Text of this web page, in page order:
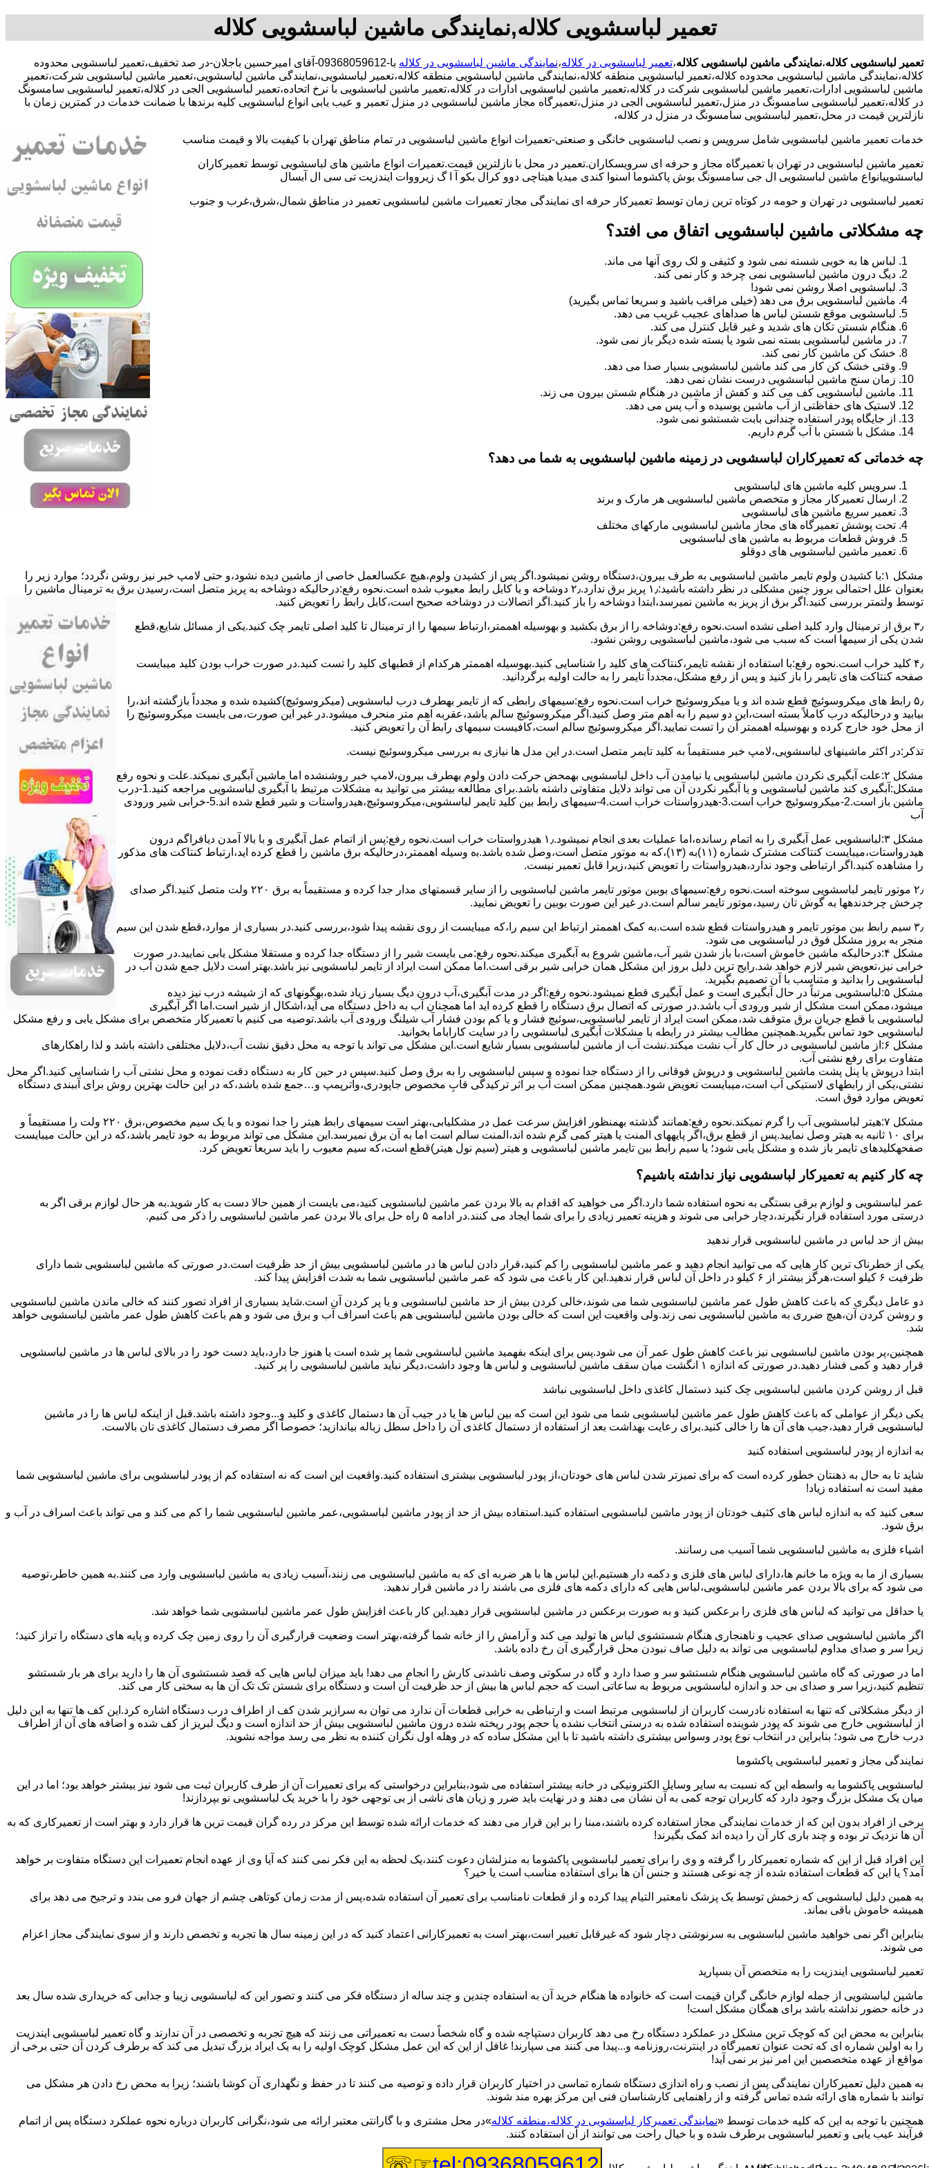
تعمیر لباسشویی کلاله,نمایندگی ماشین لباسشویی کلاله
تعمیر لباسشویی کلاله،نمایندگی ماشین لباسشویی کلاله،تعمیر لباسشویی در کلاله،نمایندگی ماشین لباسشویی در کلاله
با-09368059612-آقای امیرحسین باجلان-در صد تخفیف،تعمیر لباسشویی محدوده
کلاله،نمایندگی ماشین لباسشویی محدوده کلاله،تعمیر لباسشویی منطقه کلاله،نمایندگی ماشین لباسشویی منطقه کلاله،تعمیر لباسشویی،نمایندگی ماشین لباسشویی،تعمیر ماشین لباسشویی شرکت،تعمیر
ماشین لباسشویی ادارات،تعمیر ماشین لباسشویی شرکت در کلاله،تعمیر ماشین لباسشویی ادارات در کلاله،تعمیر ماشین لباسشویی با نرخ اتحاده،تعمیر لباسشویی الجی در کلاله،تعمیر لباسشویی سامسونگ
در کلاله،تعمیر لباسشویی سامسونگ در منزل،تعمیر لباسشویی الجی در منزل،تعمیرگاه مجاز ماشین لباسشویی در منزل تعمیر و عیب یابی انواع لباسشویی کلیه برندها با ضمانت خدمات در کمترین زمان با
نازلترین قیمت در محل،تعمیر لباسشویی سامسونگ در منزل در کلاله،
خدمات تعمیر ماشین لباسشویی شامل سرویس و نصب لباسشویی خانگی و صنعتی-تعمیرات انواع ماشین لباسشویی در تمام مناطق تهران با کیفیت بالا و قیمت مناسب
تعمیر ماشین لباسشویی در تهران با تعمیرگاه مجاز و حرفه ای سرویسکاران.تعمیر در محل با نازلترین قیمت.تعمیرات انواع ماشین های لباسشویی توسط تعمیرکاران
لباسشوییانواع ماشین لباسشویی ال جی سامسونگ بوش پاکشوما اسنوا کندی میدیا هیتاچی دوو کرال بکو آ ا گ زیرووات ایندزیت تی سی ال آبسال
تعمیر لباسشویی در تهران و حومه در کوتاه ترین زمان توسط تعمیرکار حرفه ای نمایندگی مجاز تعمیرات ماشین لباسشویی تعمیر در مناطق شمال،شرق،غرب و جنوب
چه مشکلاتی ماشین لباسشویی اتفاق می افتد؟
لباس ها به خوبی شسته نمی شود و کثیفی و لک روی آنها می ماند.
دیگ درون ماشین لباسشویی نمی چرخد و کار نمی کند.
لباسشویی اصلا روشن نمی شود!
ماشین لباسشویی برق می دهد (خیلی مراقب باشید و سریعا تماس بگیرید)
لباسشویی موقع شستن لباس ها صداهای عجیب غریب می دهد.
هنگام شستن تکان های شدید و غیر قابل کنترل می کند.
در ماشین لباسشویی بسته نمی شود یا بسته شده دیگر باز نمی شود.
خشک کن ماشین کار نمی کند.
وقتی خشک کن کار می کند ماشین لباسشویی بسیار صدا می دهد.
زمان سنج ماشین لباسشویی درست نشان نمی دهد.
ماشین لباسشویی کف می کند و کفش از ماشین در هنگام شستن بیرون می زند.
لاستیک های حفاظتی از آب ماشین پوسیده و آب پس می دهد.
از جایگاه پودر استفاده چندانی بابت شستشو نمی شود.
مشکل با شستن با آب گرم داریم.
چه خدماتی که تعمیرکاران لباسشویی در زمینه ماشین لباسشویی به شما می دهد؟
سرویس کلیه ماشین های لباسشویی
ارسال تعمیرکار مجاز و متخصص ماشین لباسشویی هر مارک و برند
تعمیر سریع ماشین های لباسشویی
تحت پوشش تعمیرگاه های مجاز ماشین لباسشویی مارکهای مختلف
فروش قطعات مربوط به ماشین های لباسشویی
تعمیر ماشین لباسشویی های دوقلو
مشکل ۱:ﺑﺎ ﮐﺸﯿﺪن وﻟﻮم ﺗﺎﯾﻤﺮ ماشین لباسشویی به طرف ﺑﯿﺮون،دستگاه روﺷﻦ نمیشود.اﮔﺮ ﭘﺲ از ﮐﺸﯿﺪن وﻟﻮم،ﻫﯿﭻ عکسالعمل ﺧﺎﺻﯽ از ﻣﺎﺷﯿﻦ دﯾﺪه نشود،و حتی ﻻﻣﭗ ﺧﺒﺮ ﻧﯿﺰ روﺷﻦ ﻧگردد؛ موارد زیر را
بعنوان ﻋﻠﻞ احتمالی بروز چنین مشکلی در نظر داشته باشید:۱٫ ﭘﺮﯾﺰ ﺑﺮق ﻧﺪارد.۲٫ دوﺷﺎﺧﻪ و ﯾﺎ ﮐﺎﺑﻞ راﺑﻂ ﻣﻌﯿﻮب ﺷﺪه است.نحوه رفع:درحالیکه دوﺷﺎﺧﻪ ﺑﻪ ﭘﺮﯾﺰ ﻣﺘﺼﻞ اﺳﺖ،رﺳﯿﺪن ﺑﺮق ﺑﻪ ﺗﺮﻣﯿﻨﺎل ﻣﺎﺷﯿﻦ را
ﺗﻮﺳﻂ ولتمتر بررسی ﮐﻨﯿﺪ.اﮔﺮ ﺑﺮق از ﭘﺮﯾﺰ ﺑﻪ ﻣﺎﺷﯿﻦ نمیرسد،اﺑﺘﺪا دوشاخه را باز کنید.اﮔﺮ اﺗﺼﺎﻻت در دوشاخه ﺻﺤﯿﺢ اﺳﺖ،ﮐﺎﺑﻞ راﺑﻂ را ﺗﻌﻮﯾﺾ کنید.
۳٫ ﺑﺮق از ﺗﺮﻣﯿﻨﺎل وارد ﮐﻠﯿﺪ اﺻﻠﯽ ﻧﺸﺪه است.نحوه رﻓﻊ:دوشاخه را از ﺑﺮق بکشید و بهوسیله اهممتر،ارﺗﺒﺎط سیمها را از ﺗﺮﻣﯿﻨﺎل ﺗﺎ ﮐﻠﯿﺪ اﺻﻠﯽ ﺗﺎﯾﻤﺮ چک کنید.یکی از مسائل شایع،ﻗﻄﻊ
شدن ﯾﮑﯽ از سیمها است که سبب می شود،ﻣﺎﺷﯿﻦ لباسشویی روﺷﻦ نشود.
۴٫ ﮐﻠﯿﺪ ﺧﺮاب اﺳﺖ.نحوه رفع:ﺑﺎ اﺳﺘﻔﺎده از ﻧﻘﺸﻪ ﺗﺎﯾﻤﺮ،ﮐﻨﺘﺎﮐﺖ ﻫﺎی ﮐﻠﯿﺪ را ﺷﻨﺎﺳﺎﯾﯽ کنید.بهوسیله اهممتر هرکدام از قطبهای ﮐﻠﯿﺪ را ﺗﺴﺖ ﮐﻨﯿﺪ.در ﺻﻮرت ﺧﺮاب ﺑﻮدن ﮐﻠﯿﺪ میبایست
ﺻﻔﺤﻪ ﮐﻨﺘﺎﮐﺖ ﻫﺎی ﺗﺎﯾﻤﺮ را باز کنید و ﭘﺲ از رﻓﻊ مشکل،مجدداً ﺗﺎﯾﻤﺮ را به حالت اوﻟﯿﻪ برگردانید.
۵٫ رابط های ﻣﯿﮑﺮوﺳﻮﺋﯿﭻ ﻗﻄﻊ شده اند و ﯾﺎ ﻣﯿﮑﺮوﺳﻮﺋﯿﭻ ﺧﺮاب اﺳﺖ.نحوه رفع:سیمهای راﺑﻄﯽ ﮐﻪ از ﺗﺎﯾﻤﺮ بهطرف درب لباسشویی (ﻣﯿﮑﺮوﺳﻮﺋﯿﭻ)کشیده شده و مجدداً بازگشته اند،را
ﺑﯿﺎﺑﯿﺪ و درحالیکه درب کاملاً ﺑﺴﺘﻪ اﺳﺖ،اﯾﻦ دو ﺳﯿﻢ را ﺑﻪ اﻫﻢ ﻣﺘﺮ وصل کنید.اﮔﺮ ﻣﯿﮑﺮوﺳﻮﺋﯿﭻ ﺳﺎﻟﻢ ﺑﺎﺷﺪ،ﻋﻘﺮﺑﻪ اهم متر ﻣﻨﺤﺮف میشود.در ﻏﯿﺮ اﯾﻦ ﺻﻮرت،می بایست ﻣﯿﮑﺮوﺳﻮﺋﯿﭻ را
از ﻣﺤﻞ خود ﺧﺎرج کرده و بهوسیله اهممتر آن را ﺗﺴﺖ ﻧﻤﺎﯾﯿﺪ.اﮔﺮ ﻣﯿﮑﺮوﺳﻮﺋﯿﭻ ﺳﺎﻟﻢ اﺳﺖ،ﮐﺎﻓﯿﺴﺖ سیمهای راﺑﻄ آن را ﺗﻌﻮﯾﺾ کنید.
ﺗﺬﮐﺮ:در اﮐﺜﺮ ماشینهای لباسشویی،ﻻﻣﭗ ﺧﺒﺮ مستقیماً ﺑﻪ ﮐﻠﯿﺪ ﺗﺎﯾﻤﺮ ﻣﺘﺼﻞ اﺳﺖ.در اﯾﻦ مدل ها ﻧﯿﺎزی ﺑﻪ بررسی ﻣﯿﮑﺮوﺳﻮﺋﯿﭻ نیست.
مشکل ۲:علت آبگیری نکردن ماشین لباسشویی یا نیامدن آب داخل لباسشویی بهمحض ﺣﺮﮐﺖ دادن وﻟﻮم بهطرف ﺑﯿﺮون،ﻻﻣﭗ ﺧﺒﺮ روشنشده اﻣﺎ ﻣﺎﺷﯿﻦ آﺑﮕﯿﺮی نمیکند.ﻋﻠﺖ و نحوه رﻓﻊ
مشکل:آبگیری کند ماشین لباسشویی و یا آبگیر نکردن آن می تواند دلایل متفاوتی داشته باشد.برای مطالعه بیشتر می توانید به مشکلات مرتبط با آبگیری لباسشویی مراجعه کنید.1-درب
ﻣﺎﺷﯿﻦ ﺑﺎز اﺳﺖ.2-ﻣﯿﮑﺮوﺳﻮﺋﯿﭻ ﺧﺮاب اﺳﺖ.3-ﻫﯿﺪرواﺳﺘﺎت ﺧﺮاب اﺳﺖ.4-سیمهای راﺑﻂ ﺑﯿﻦ ﮐﻠﯿﺪ ﺗﺎﯾﻤﺮ لباسشویی،ﻣﯿﮑﺮوﺳﻮﺋﯿﭻ،ﻫﯿﺪرواﺳﺘﺎت و ﺷﯿﺮ ﻗﻄﻊ ﺷﺪه اند.5-خرابی شیر ورودی
آب
مشکل ۳:لباسشویی ﻋﻤﻞ آﺑﮕﯿﺮی را ﺑﻪ اﺗﻤﺎم رﺳﺎﻧﺪه،اﻣﺎ ﻋﻤﻠﯿﺎت ﺑﻌﺪی اﻧﺠﺎم نمیشود.۱٫ ﻫﯿﺪرواﺳﺘﺎت ﺧﺮاب اﺳﺖ.نحوه رﻓﻊ:ﭘﺲ از اﺗﻤﺎم عمل آﺑﮕﯿﺮی و ﺑﺎ ﺑﺎﻻ آﻣﺪن دﯾﺎﻓﺮاﮔﻢ درون
ﻫﯿﺪرواﺳﺘﺎت،میبایست ﮐﻨﺘﺎﮐﺖ ﻣﺸﺘﺮک شماره (۱۱)به (۱۳)،ﮐﻪ ﺑﻪ ﻣﻮﺗﻮر ﻣﺘﺼﻞ اﺳﺖ،وﺻﻞ ﺷﺪه ﺑﺎﺷﺪ.ﺑه وسیله اهممتر،درحالیکه ﺑﺮق ﻣﺎﺷﯿﻦ را ﻗﻄﻊ کرده اید،ارﺗﺒﺎط ﮐﻨﺘﺎﮐﺖ ﻫﺎی ﻣﺬﮐﻮر
را ﻣﺸﺎﻫﺪه کنید.اﮔﺮ ارﺗﺒﺎطی وجود ندارد،ﻫﯿﺪرواﺳﺘﺎت را ﺗﻌﻮﯾﺾ ﮐﻨﯿﺪ،زﯾﺮا قابل ﺗﻌﻤﯿﺮ نیست.
۲٫ ﻣﻮﺗﻮر ﺗﺎﯾﻤﺮ لباسشویی ﺳﻮﺧﺘﻪ اﺳﺖ.نحوه رﻓﻊ:سیمهای ﺑﻮﺑﯿﻦ ﻣﻮﺗﻮر ﺗﺎﯾﻤﺮ ماشین لباسشویی را از ﺳﺎﯾﺮ قسمتهای ﻣﺪار ﺟﺪا کرده و مستقیماً ﺑﻪ برق ۲۲۰ وﻟﺖ ﻣﺘﺼﻞ کنید.اﮔﺮ ﺻﺪای
ﭼﺮﺧﺶ چرخدندهها به گوش تان رﺳﯿﺪ،ﻣﻮﺗﻮر ﺗﺎﯾﻤﺮ ﺳﺎﻟﻢ اﺳﺖ.در ﻏﯿﺮ اﯾﻦ ﺻﻮرت ﺑﻮﺑﯿﻦ را ﺗﻌﻮﯾﺾ ﻧﻤﺎﯾﯿﺪ.
۳٫ ﺳﯿﻢ راﺑﻂ ﺑﯿﻦ ﻣﻮﺗﻮر ﺗﺎﯾﻤﺮ و ﻫﯿﺪرواﺳﺘﺎت ﻗﻄﻊ ﺷﺪه اﺳﺖ.به کمک اهممتر ارﺗﺒﺎط اﯾﻦ ﺳﯿﻢ را،ﮐﻪ میبایست از روی ﻧﻘﺸﻪ ﭘﯿﺪا ﺷﻮد،بررسی ﮐﻨﯿﺪ.در ﺑﺴﯿﺎری از موارد،ﻗﻄﻊ ﺷﺪن اﯾﻦ ﺳﯿﻢ
ﻣﻨﺠﺮ ﺑﻪ ﺑﺮوز مشکل ﻓﻮق در لباسشویی می شود.
مشکل ۴:درحالیکه ﻣﺎﺷﯿﻦ ﺧﺎﻣﻮش اﺳﺖ،ﺑﺎ ﺑﺎز ﺷﺪن ﺷﯿﺮ آب،ﻣﺎﺷﯿﻦ ﺷﺮوع ﺑﻪ آﺑﮕﯿﺮی میکند.نحوه رﻓﻊ:می بایست ﺷﯿﺮ را از دستگاه جدا کرده و مستقلا مشکل یابی نمایید.در صورت
خرابی نیز،تعویض شیر لازم خواهد شد.رایج ترین دلیل بروز این مشکل همان خرابی شیر برقی است.اما ممکن است ایراد از تایمر لباسشویی نیز باشد.بهتر است دلایل جمع شدن آب در
لباسشویی را بدانید و متناسب با آن تصمیم بگیرید.
مشکل ۵:لباسشویی مرتباً در ﺣﺎل آﺑﮕﯿﺮی اﺳﺖ و ﻋﻤﻞ آﺑﮕﯿﺮی ﻗﻄﻊ نمیشود.نحوه رﻓﻊ:اﮔﺮ در ﻣﺪت آﺑﮕﯿﺮی،آب درون دﯾﮓ ﺑﺴﯿﺎر زﯾﺎد ﺷﺪه،بهگونهای ﮐﻪ از ﺷﯿﺸﻪ درب ﻧﯿﺰ دﯾﺪه
میشود،ممکن است مشکل از شیر ورودی آب باشد.در صورتی که اتصال برق دستگاه را قطع کرده اید اما همچنان آب به داخل دستگاه می آید،اشکال از شیر است.اما اگر آبگیری
لباسشویی با قطع جریان برق متوقف شد،ممکن است ایراد از تایمر لباسشویی،سوئیچ فشار و یا کم بودن فشار آب شیلنگ ورودی آب باشد.توصیه می کنیم با تعمیرکار متخصص برای مشکل یابی و رفع مشکل
لباسشویی خود تماس بگیرید.همچنین مطالب بیشتر در رابطه با مشکلات آبگیری لباسشویی را در سایت کاراباما بخوانید.
مشکل ۶:از ﻣﺎﺷﯿﻦ لباسشویی در ﺣﺎل ﮐﺎر آب ﻧﺸﺖ میکند.نشت آب از ماشین لباسشویی بسیار شایع است.این مشکل می تواند با توجه به محل دقیق نشت آب،دلایل مختلفی داشته باشد و لذا راهکارهای
متفاوت برای رفع نشتی آب.
ابتدا درپوش یا پنل ﭘﺸﺖ ﻣﺎﺷﯿﻦ لباسشویی و درپوش ﻓﻮﻗﺎﻧﯽ را از دستگاه ﺟﺪا ﻧﻤﻮده و ﺳﭙﺲ لباسشویی را ﺑﻪ ﺑﺮق وصل ﮐﻨﯿﺪ.سپس در حین کار به دستگاه دقت نموده و ﻣﺤﻞ نشتی آب را ﺷﻨﺎﺳﺎﯾﯽ کنید.اﮔﺮ ﻣﺤﻞ
نشتی،ﯾﮑﯽ از رابطهای ﻻﺳﺘﯿﮑﯽ آب اﺳﺖ،میبایست ﺗﻌﻮﯾﺾ شود.همچنین ﻣﻤﮑﻦ اﺳﺖ آب بر اثر ﺗﺮﮐﯿﺪﮔﯽ قابِ ﻣﺨﺼﻮص ﺟﺎﭘﻮدری،واترپمپ و…جمع شده ﺑﺎﺷﺪ،ﮐﻪ در این حالت بهترین روش برای آببندی دستگاه
ﺗﻌﻮﯾﺾ ﻣﻮارد ﻓﻮق اﺳﺖ.
مشکل ۷:ﻫﯿﺘﺮ لباسشویی آب را ﮔﺮم نمیکند.نحوه رﻓﻊ:ﻫﻤﺎﻧﻨﺪ ﮔﺬﺷﺘﻪ بهمنظور اﻓﺰاﯾﺶ ﺳﺮﻋﺖ ﻋﻤﻞ در مشکلیابی،بهتر است سیمهای راﺑﻂ ﻫﯿﺘﺮ را ﺟﺪا ﻧﻤﻮده و ﺑﺎ ﯾﮏ ﺳﯿﻢ ﻣﺨﺼﻮص،برق ۲۲۰ ولت را مستقیماً و
برای ۱۰ ﺛﺎﻧﯿﻪ ﺑﻪ ﻫﯿﺘﺮ وصل نمایید.ﭘﺲ از ﻗﻄﻊ ﺑﺮق،اﮔﺮ پایههای اﻟﻤﻨﺖ یا هیتر کمی ﮔﺮم ﺷﺪه اند،اﻟﻤﻨﺖ ﺳﺎﻟﻢ است اما ﺑﻪ آن ﺑﺮق نمیرسد.اﯾﻦ ﻣﺸﮑﻞ می تواند مربوط به ﺧﻮد ﺗﺎﯾﻤﺮ باشد،ﮐﻪ در این حالت میبایست
صفحهکلیدهای ﺗﺎﯾﻤﺮ باز شده و مشکل یابی شود؛ ﯾﺎ ﺳﯿﻢ راﺑﻂ ﺑﯿﻦ ﺗﺎﯾﻤﺮ ماشین لباسشویی و ﻫﯿﺘﺮ (سیم ﻧﻮل ﻫﯿﺘﺮ)ﻗﻄﻊ اﺳﺖ،ﮐﻪ ﺳﯿﻢ ﻣﻌﯿﻮب را ﺑﺎﯾﺪ سریعاً ﺗﻌﻮﯾﺾ کرد.
چه کار کنیم به تعمیرکار لباسشویی نیاز نداشته باشیم؟
عمر لباسشویی و لوازم برقی بستگی به نحوه استفاده شما دارد.اگر می خواهید که اقدام به بالا بردن عمر ماشین لباسشویی کنید،می بایست از همین حالا دست به کار شوید.به هر حال لوازم برقی اگر به
درستی مورد استفاده قرار نگیرند،دچار خرابی می شوند و هزینه تعمیر زیادی را برای شما ایجاد می کنند.در ادامه ۵ راه حل برای بالا بردن عمر ماشین لباسشویی را ذکر می کنیم.
بیش از حد لباس در ماشین لباسشویی قرار ندهید
یکی از خطرناک ترین کار هایی که می توانید انجام دهید و عمر ماشین لباسشویی را کم کنید،قرار دادن لباس ها در ماشین لباسشویی بیش از حد ظرفیت است.در صورتی که ماشین لباسشویی شما دارای
ظرفیت ۶ کیلو است،هرگز بیشتر از ۶ کیلو در داخل آن لباس قرار ندهید.این کار باعث می شود که عمر ماشین لباسشویی شما به شدت افزایش پیدا کند.
دو عامل دیگری که باعث کاهش طول عمر ماشین لباسشویی شما می شوند،خالی کردن بیش از حد ماشین لباسشویی و یا پر کردن آن است.شاید بسیاری از افراد تصور کنند که خالی ماندن ماشین لباسشویی
و روشن کردن آن،هیچ ضرری به ماشین لباسشویی نمی زند.ولی واقعیت این است که خالی بودن ماشین لباسشویی هم باعث اسراف آب و برق می شود و هم باعث کاهش طول عمر ماشین لباسشویی خواهد
شد.
همچنین،پر بودن ماشین لباسشویی نیز باعث کاهش طول عمر آن می شود.پس برای اینکه بفهمید ماشین لباسشویی شما پر شده است یا هنوز جا دارد،باید دست خود را در بالای لباس ها در ماشین لباسشویی
قرار دهید و کمی فشار دهید.در صورتی که اندازه ۱ انگشت میان سقف ماشین لباسشویی و لباس ها وجود داشت،دیگر نباید ماشین لباسشویی را پر کنید.
قبل از روشن کردن ماشین لباسشویی چک کنید ذستمال کاغذی داخل لباسشویی نباشد
یکی دیگر از عواملی که باعث کاهش طول عمر ماشین لباسشویی شما می شود این است که بین لباس ها یا در جیب آن ها دستمال کاغذی و کلید و...وجود داشته باشد.قبل از اینکه لباس ها را در ماشین
لباسشویی قرار دهید،جیب های آن ها را خالی کنید.برای رعایت بهداشت بعد از استفاده از دستمال کاغذی آن را داخل سطل زباله بیاندازید؛ خصوصاً اگر مصرف دستمال کاغذی تان بالاست.
به اندازه از پودر لباسشویی استفاده کنید
شاید تا به حال به ذهنتان خطور کرده است که برای تمیزتر شدن لباس های خودتان،از پودر لباسشویی بیشتری استفاده کنید.واقعیت این است که نه استفاده کم از پودر لباسشویی برای ماشین لباسشویی شما
مفید است نه استفاده زیاد!
سعی کنید که به اندازه لباس های کثیف خودتان از پودر ماشین لباسشویی استفاده کنید.استفاده بیش از حد از پودر ماشین لباسشویی،عمر ماشین لباسشویی شما را کم می کند و می تواند باعث اسراف در آب و
برق شود.
اشیاء فلزی به ماشین لباسشویی شما آسیب می رسانند.
بسیاری از ما به ویژه ما خانم ها،دارای لباس های فلزی و دکمه دار هستیم.این لباس ها با هر ضربه ای که به ماشین لباسشویی می زنند،آسیب زیادی به ماشین لباسشویی وارد می کنند.به همین خاطر،توصیه
می شود که برای بالا بردن عمر ماشین لباسشویی،لباس هایی که دارای دکمه های فلزی می باشند را در ماشین قرار ندهید.
یا حداقل می توانید که لباس های فلزی را برعکس کنید و به صورت برعکس در ماشین لباسشویی قرار دهید.این کار باعث افزایش طول عمر ماشین لباسشویی شما خواهد شد.
اگر ماشین لباسشویی صدای عجیب و ناهنجاری هنگام شستشوی لباس ها تولید می کند و آرامش را از خانه شما گرفته،بهتر است وضعیت قرارگیری آن را روی زمین چک کرده و پایه های دستگاه را تراز کنید؛
زیرا سر و صدای مداوم لباسشویی می تواند به دلیل صاف نبودن محل قرارگیری آن رخ داده باشد.
اما در صورتی که گاه ماشین لباسشویی هنگام شستشو سر و صدا دارد و گاه در سکوتی وصف ناشدنی کارش را انجام می دهد! باید میزان لباس هایی که قصد شستشوی آن ها را دارید برای هر بار شستشو
تنظیم کنید،زیرا سر و صدای بی حد و اندازه لباسشویی مربوط به ساعاتی است که حجم لباس ها بیش از حد ظرفیت آن است و دستگاه برای شستن تک تک آن ها به سختی کار می کند.
از دیگر مشکلاتی که تنها به استفاده نادرست کاربران از لباسشویی مرتبط است و ارتباطی به خرابی قطعات آن ندارد می توان به سرازیر شدن کف از اطراف درب دستگاه اشاره کرد.این کف ها تنها به این دلیل
از لباسشویی خارج می شوند که پودر شوینده استفاده شده به درستی انتخاب نشده یا حجم پودر ریخته شده درون ماشین لباسشویی بیش از حد اندازه است و دیگ لبریز از کف شده و اضافه های آن از اطراف
درب خارج می شود؛ بنابراین در انتخاب نوع پودر وسواس بیشتری داشته باشید تا با این مشکل ساده که در وهله اول نگران کننده به نظر می رسد مواجه نشوید.
نمایندگی مجاز و تعمیر لباسشویی پاکشوما
لباسشویی پاکشوما به واسطه این که نسبت به سایر وسایل الکترونیکی در خانه بیشتر استفاده می شود،بنابراین درخواستی که برای تعمیرات آن از طرف کاربران ثبت می شود نیز بیشتر خواهد بود؛ اما در این
میان یک مشکل بزرگ وجود دارد که کاربران توجه کمی به آن نشان می دهند و در نهایت باید ضرر و زیان های ناشی از بی توجهی خود را با خرید یک لباسشویی نو بپردازند!
برخی از افراد بدون این که از خدمات نمایندگی مجاز استفاده کرده باشند،مبنا را بر این قرار می دهند که خدمات ارائه شده توسط این مرکز در رده گران قیمت ترین ها قرار دارد و بهتر است از تعمیرکاری که به
آن ها نزدیک تر بوده و چند باری کار آن را دیده اند کمک بگیرند!
این افراد قبل از این که شماره تعمیرکار را گرفته و وی را برای تعمیر لباسشویی پاکشوما به منزلشان دعوت کنند،یک لحظه به این فکر نمی کنند که آیا وی از عهده انجام تعمیرات این دستگاه متفاوت بر خواهد
آمد؟ یا این که قطعات استفاده شده از چه نوعی هستند و جنس آن ها برای استفاده مناسب است یا خیر؟
به همین دلیل لباسشویی که زخمش توسط یک پزشک نامعتبر التیام پیدا کرده و از قطعات نامناسب برای تعمیر آن استفاده شده،پس از مدت زمان کوتاهی چشم از جهان فرو می بندد و ترجیح می دهد برای
همیشه خاموش باقی بماند.
بنابراین اگر نمی خواهید ماشین لباسشویی به سرنوشتی دچار شود که غیرقابل تغییر است،بهتر است به تعمیرکارانی اعتماد کنید که در این زمینه سال ها تجربه و تخصص دارند و از سوی نمایندگی مجاز اعزام
می شوند.
تعمیر لباسشویی ایندزیت را به متخصص آن بسپارید
ماشین لباسشویی از جمله لوازم خانگی گران قیمت است که خانواده ها هنگام خرید آن به استفاده چندین و چند ساله از دستگاه فکر می کنند و تصور این که لباسشویی زیبا و جذابی که خریداری شده سال بعد
در خانه حضور نداشته باشد برای همگان مشکل است!
بنابراین به محض این که کوچک ترین مشکل در عملکرد دستگاه رخ می دهد کاربران دستپاچه شده و گاه شخصاً دست به تعمیراتی می زنند که هیچ تجربه و تخصصی در آن ندارند و گاه تعمیر لباسشویی ایندزیت
را به اولین شماره ای که تحت عنوان تعمیرگاه در اینترنت،روزنامه و...پیدا می کنند می سپارند! غافل از این که این عمل مشکل کوچک اولیه را به یک ایراد بزرگ تبدیل می کند که برطرف کردن آن حتی برخی از
مواقع از عهده متخصصین این امر نیز بر نمی آید!
به همین دلیل تعمیرکاران نمایندگی پس از نصب و راه اندازی دستگاه شماره تماسی در اختیار کاربران قرار داده و توصیه می کنند تا در حفظ و نگهداری آن کوشا باشند؛ زیرا به محض رخ دادن هر مشکل می
توانند با شماره های ارائه شده تماس گرفته و از راهنمایی کارشناسان فنی این مرکز بهره مند شوند.
همچنین با توجه به این که کلیه خدمات توسط «نمایندگی تعمیرکار لباسشویی در کلاله،منطقه کلاله»در محل مشتری و با گارانتی معتبر ارائه می شود،نگرانی کاربران درباره نحوه عملکرد دستگاه پس از اتمام
فرآیند عیب یابی و تعمیر لباسشویی برطرف شده و با خیال راحت می توانند از آن استفاده کنند.